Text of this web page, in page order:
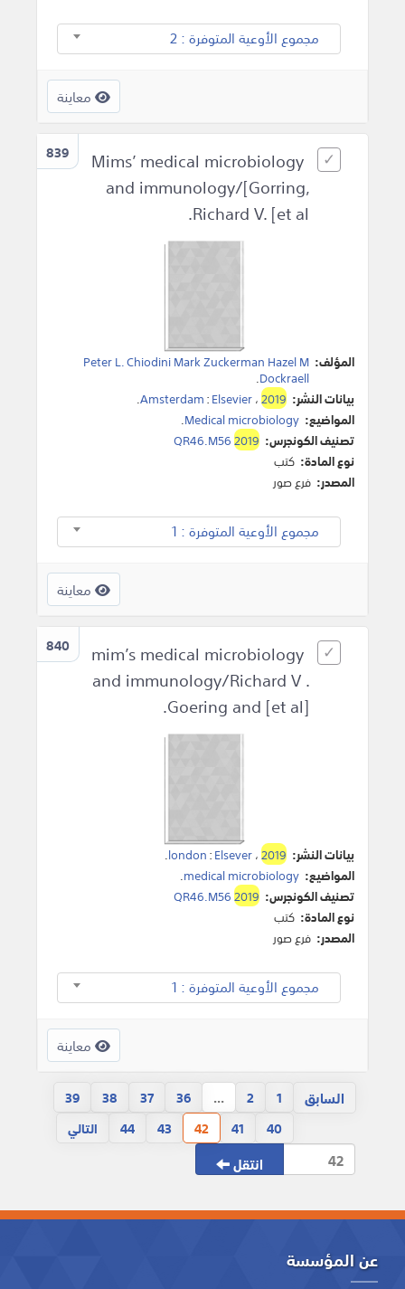
مجموع الأوعية المتوفرة : 2
معاينة
839
Mims’ medical microbiology
and immunology/[Gorring,
Richard V. [et al.
المؤلف: Peter L. Chiodini Mark Zuckerman Hazel M
Dockraell
.
بيانات النشر:
Amsterdam:Elsevier،2019
.
المواضيع: Medical microbiology
.
تصنيف الكونجرس:
QR46.M562019
نوع المادة: كتب
المصدر: فرع صور
مجموع الأوعية المتوفرة : 1
معاينة
840
mim’s medical microbiology
and immunology/Richard V .
Goering and [et al].
بيانات النشر: london:Elsever،2019
.
المواضيع: medical microbiology
.
تصنيف الكونجرس:
QR46.M562019
نوع المادة: كتب
المصدر: فرع صور
مجموع الأوعية المتوفرة : 1
معاينة
السابق 1
2
...
36
37
38
39
40
41
42
43
44 التالي
انتقل
عن المؤسسة